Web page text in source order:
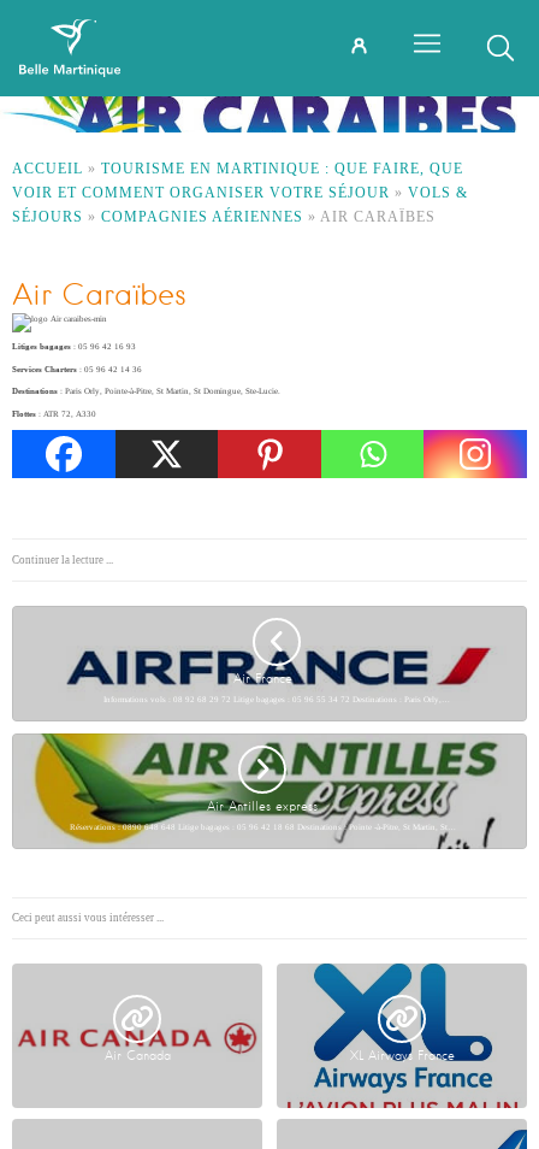
ACCUEIL » TOURISME EN MARTINIQUE : QUE FAIRE, QUE
VOIR ET COMMENT ORGANISER VOTRE SÉJOUR » VOLS &
SÉJOURS » COMPAGNIES AÉRIENNES » AIR CARAÏBES
Air Caraïbes
Litiges bagages : 05 96 42 16 93
Services Charters : 05 96 42 14 36
Destinations : Paris Orly, Pointe-à-Pitre, St Martin, St Domingue, Ste-Lucie.
Flottes : ATR 72, A330
Continuer la lecture ...
Air France
Informations vols : 08 92 68 29 72 Litige bagages : 05 96 55 34 72 Destinations : Paris Orly,…
Air Antilles express
Réservations : 0890 648 648 Litige bagages : 05 96 42 18 68 Destinations : Pointe -à-Pitre, St Martin, St…
Ceci peut aussi vous intéresser ...
Air Canada XL Airways France